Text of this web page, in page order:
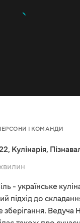
І КОМАНДИ
, Кулінарія,
- українське
підхід до
зберігання. Ведуча